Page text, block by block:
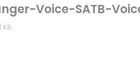
Voice-SATB-